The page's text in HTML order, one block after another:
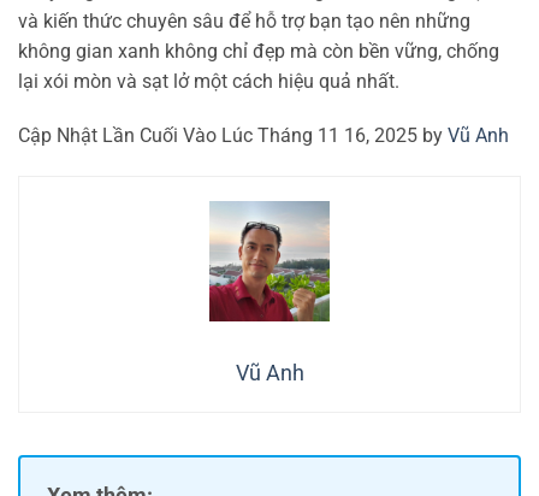
và kiến thức chuyên sâu để hỗ trợ bạn tạo nên những
không gian xanh không chỉ đẹp mà còn bền vững, chống
lại xói mòn và sạt lở một cách hiệu quả nhất.
Cập Nhật Lần Cuối Vào Lúc Tháng 11 16, 2025 by Vũ Anh
Vũ Anh